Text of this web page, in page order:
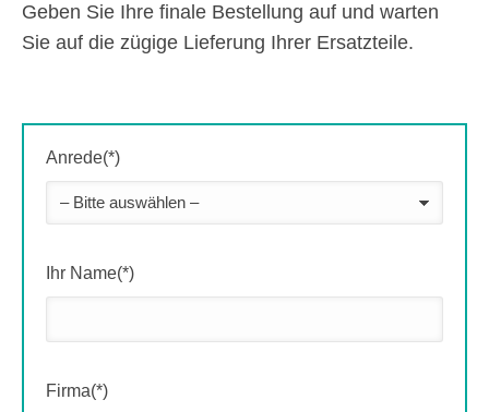
Geben Sie Ihre finale Bestellung auf und warten
Sie auf die zügige Lieferung Ihrer Ersatzteile.
Anrede(*)
Ihr Name(*)
Firma(*)